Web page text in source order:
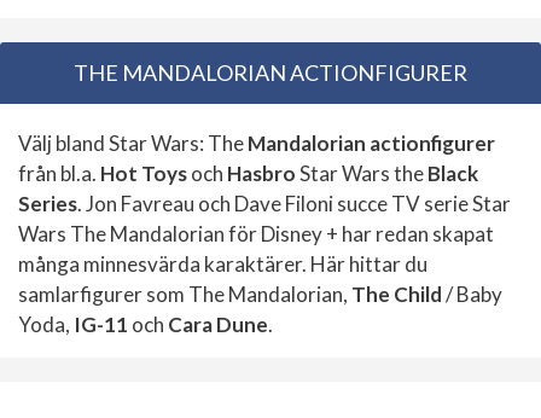
THE MANDALORIAN ACTIONFIGURER
Välj bland Star Wars: TheMandalorian actionfigurer
från bl.a. Hot Toysoch HasbroStar Wars theBlack
Series. Jon Favreau och Dave Filoni succe TV serie Star
Wars The Mandalorian för Disney + har redan skapat
många minnesvärda karaktärer. Här hittar du
samlarfigurer som The Mandalorian, The Child/ Baby
Yoda, IG-11 och Cara Dune.